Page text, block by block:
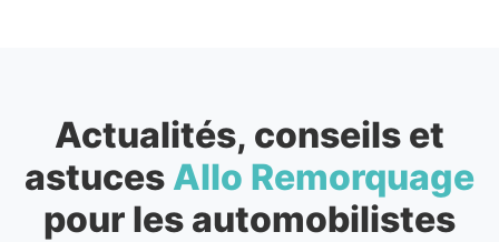
Actualités, conseils et
astuces Allo Remorquage
pour les automobilistes